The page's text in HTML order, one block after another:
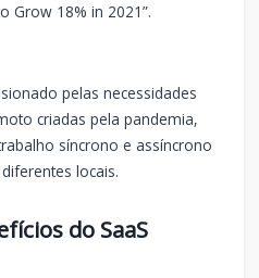
Grow 18% in 2021”.
pelas necessidades
criadas pela pandemia,
síncrono e assíncrono
locais.
do SaaS